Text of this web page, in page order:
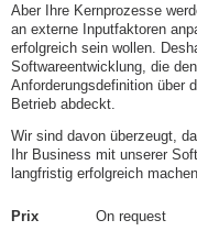
Aber Ihre Kernprozesse
an externe Inputfaktoren
erfolgreich sein wollen.
Softwareentwicklung, die
Anforderungsdefinition über
Betrieb abdeckt.
Wir sind davon überzeugt,
Ihr Business mit unserer
langfristig erfolgreich
Prix
On request